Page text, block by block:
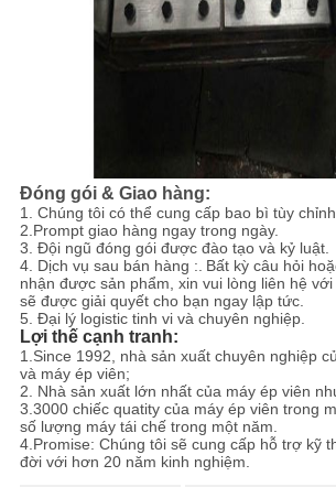
Đóng gói & Giao hàng:
1. Chúng tôi có thể cung cấp bao bì tùy chỉnh.
2.Prompt giao hàng ngay trong ngày.
3. Đội ngũ đóng gói được đào tạo và kỷ luật.
4. Dịch vụ sau bán hàng :. Bất kỳ câu hỏi
nhận được sản phẩm, xin vui lòng liên hệ với
sẽ được giải quyết cho bạn ngay lập tức.
5. Đại lý logistic tinh vi và chuyên nghiệp.
Lợi thế cạnh tranh:
1.Since 1992, nhà sản xuất chuyên nghiệp
và máy ép viên;
2. Nhà sản xuất lớn nhất của máy ép viên
3.3000 chiếc quatity của máy ép viên trong
số lượng máy tái chế trong một năm.
4.Promise: Chúng tôi sẽ cung cấp hỗ trợ kỹ
đời với hơn 20 năm kinh nghiệm.